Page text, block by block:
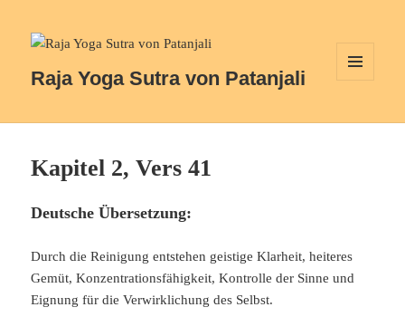
Raja Yoga Sutra von Patanjali
Kapitel 2, Vers 41
Deutsche Übersetzung:
Durch die Reinigung entstehen geistige Klarheit, heiteres
Gemüt, Konzentrationsfähigkeit, Kontrolle der Sinne und
Eignung für die Verwirklichung des Selbst.